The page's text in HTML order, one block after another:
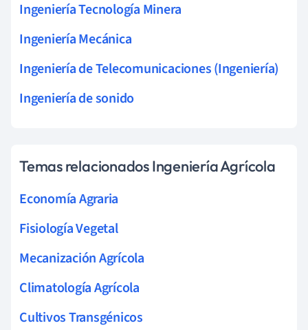
Ingeniería Tecnología Minera
Ingeniería Mecánica
Ingeniería de Telecomunicaciones (Ingeniería)
Ingeniería de sonido
Temas relacionados Ingeniería Agrícola
Economía Agraria
Fisiología Vegetal
Mecanización Agrícola
Climatología Agrícola
Cultivos Transgénicos